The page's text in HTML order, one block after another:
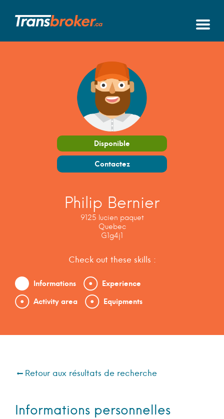
Disponible
Contactez
Philip Bernier
9125 lucien paquet
Quebec
G1g4j1
Check out these skills :
Informations
Experience
Activity area
Equipments
Retour aux résultats de recherche
Informations personnelles